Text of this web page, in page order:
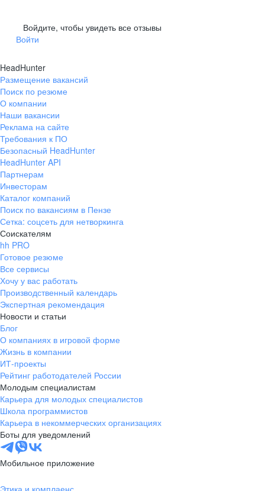
Войдите, чтобы увидеть все отзывы
Войти
HeadHunter
Размещение вакансий
Поиск по резюме
О компании
Наши вакансии
Реклама на сайте
Требования к ПО
Безопасный HeadHunter
HeadHunter API
Партнерам
Инвесторам
Каталог компаний
Поиск по вакансиям в Пензе
Сетка: соцсеть для нетворкинга
Соискателям
hh PRO
Готовое резюме
Все сервисы
Хочу у вас работать
Производственный календарь
Экспертная рекомендация
Новости и статьи
Блог
О компаниях в игровой форме
Жизнь в компании
ИТ-проекты
Рейтинг работодателей России
Молодым специалистам
Карьера для молодых специалистов
Школа программистов
Карьера в некоммерческих организациях
Боты для уведомлений
Мобильное приложение